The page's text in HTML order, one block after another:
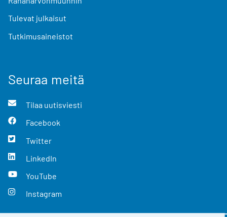
Tulevat julkaisut
Tutkimusaineistot
Seuraa meitä
Tilaa uutisviesti
Facebook
Twitter
LinkedIn
YouTube
Instagram